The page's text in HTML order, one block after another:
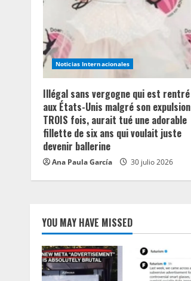
R
e
a
d
i
n
g
Noticias Internacionales
Illégal sans vergogne qui est rentré
aux États-Unis malgré son expulsion
TROIS fois, aurait tué une adorable
fillette de six ans qui voulait juste
devenir ballerine
Ana Paula García 30 julio 2026
YOU MAY HAVE MISSED